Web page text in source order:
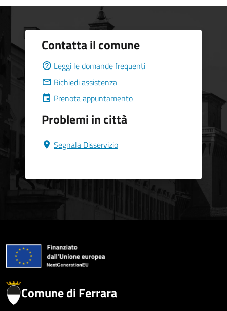
Contatta il comune
Leggi le domande frequenti
Richiedi assistenza
Prenota appuntamento
Problemi in città
Segnala Disservizio
Comune di Ferrara